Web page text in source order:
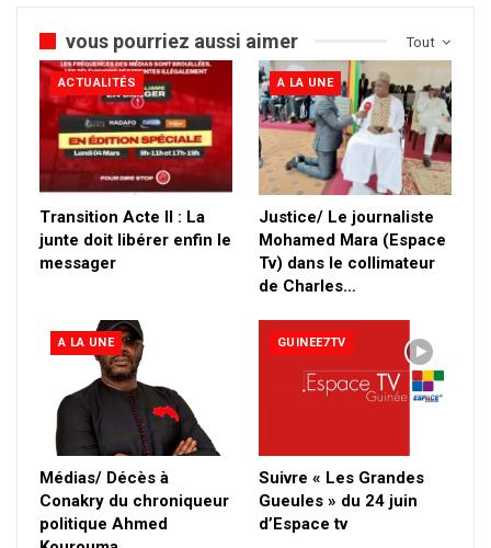
Tout
vous pourriez aussi aimer
ACTUALITÉS
Transition Acte II : La
junte doit libérer enfin le
messager
A LA UNE
Justice/ Le journaliste
Mohamed Mara (Espace
Tv) dans le collimateur
de Charles…
A LA UNE
Médias/ Décès à
Conakry du chroniqueur
politique Ahmed
GUINEE7TV
Suivre « Les Grandes
Gueules » du 24 juin
d’Espace tv